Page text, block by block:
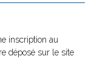
inscription au
déposé sur le site